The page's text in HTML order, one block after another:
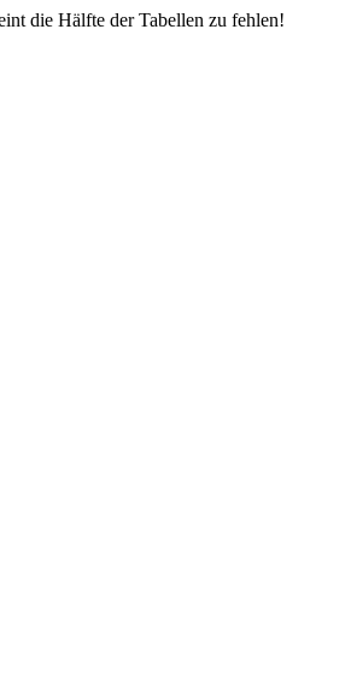
die Hälfte der Tabellen zu fehlen!